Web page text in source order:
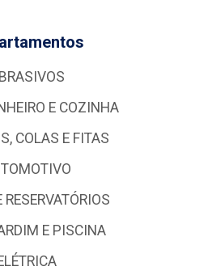
E COZINHA
COLAS E FITAS
RESERVATÓRIOS
E PISCINA